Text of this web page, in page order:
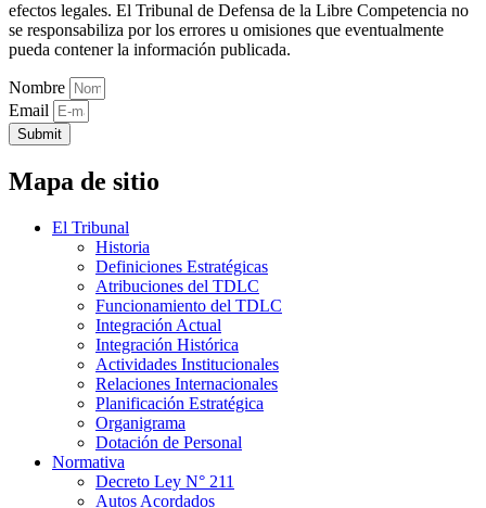
efectos legales. El Tribunal de Defensa de la Libre Competencia no
se responsabiliza por los errores u omisiones que eventualmente
pueda contener la información publicada.
Nombre
Email
Submit
Mapa de sitio
El Tribunal
Historia
Definiciones Estratégicas
Atribuciones del TDLC
Funcionamiento del TDLC
Integración Actual
Integración Histórica
Actividades Institucionales
Relaciones Internacionales
Planificación Estratégica
Organigrama
Dotación de Personal
Normativa
Decreto Ley N° 211
Autos Acordados